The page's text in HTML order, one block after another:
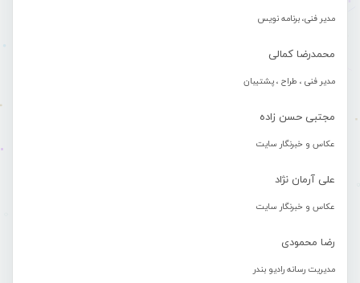
مدیر فنی، برنامه نویس
محمدرضا کمالی
مدیر فنی ، طراح ، پشتیبان
مجتبی حسن زاده
عکاس و خبرنگار سایت
علی آرمان نژاد
عکاس و خبرنگار سایت
رضا محمودی
مدیریت رسانه رادیو بندر